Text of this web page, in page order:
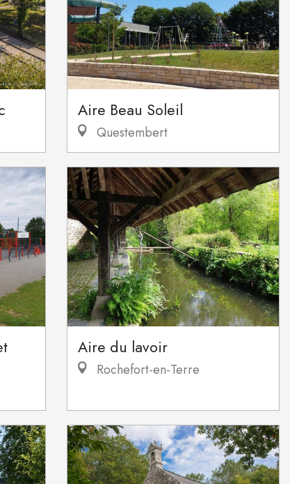
Aire Beau Soleil
Questembert
Aire du lavoir
Rochefort-en-Terre